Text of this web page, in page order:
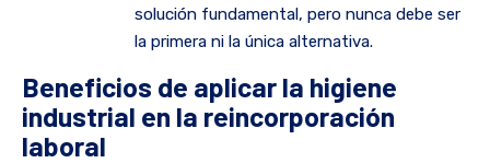
solución fundamental, pero nunca debe ser
la primera ni la única alternativa.
Beneficios de aplicar la higiene
industrial en la reincorporación
laboral